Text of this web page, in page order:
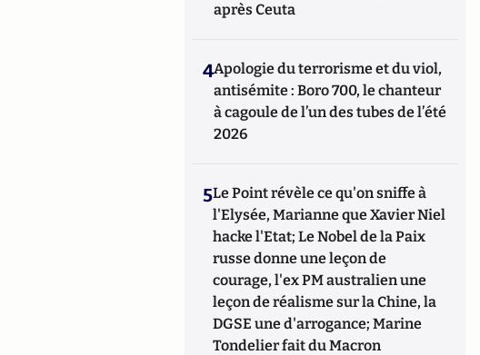
après Ceuta
4Apologie du terrorisme et du viol,
antisémite : Boro 700, le chanteur
à cagoule de l’un des tubes de l’été
2026
5Le Point révèle ce qu'on sniffe à
l'Elysée, Marianne que Xavier Niel
hacke l'Etat; Le Nobel de la Paix
russe donne une leçon de
courage, l'ex PM australien une
leçon de réalisme sur la Chine, la
DGSE une d'arrogance; Marine
Tondelier fait du Macron